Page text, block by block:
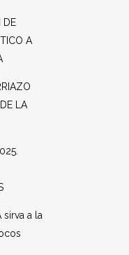
DE
A
LA
sirva a la